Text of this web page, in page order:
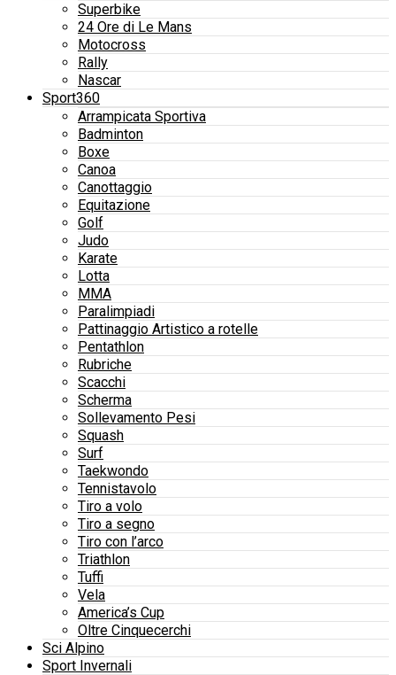
Superbike
24 Ore di Le Mans
Motocross
Rally
Nascar
Sport360
Arrampicata Sportiva
Badminton
Boxe
Canoa
Canottaggio
Equitazione
Golf
Judo
Karate
Lotta
MMA
Paralimpiadi
Pattinaggio Artistico a rotelle
Pentathlon
Rubriche
Scacchi
Scherma
Sollevamento Pesi
Squash
Surf
Taekwondo
Tennistavolo
Tiro a volo
Tiro a segno
Tiro con l’arco
Triathlon
Tuffi
Vela
America’s Cup
Oltre Cinquecerchi
Sci Alpino
Sport Invernali